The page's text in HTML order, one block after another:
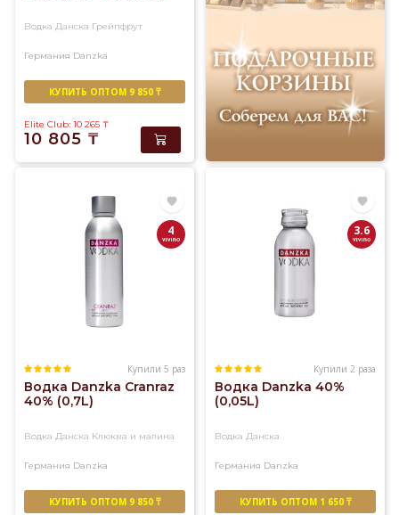
Водка Данска Грейпфрут
Германия Danzka
КУПИТЬ ОПТОМ 9 850 ₸
Elite Club: 10 265 ₸
10 805 ₸
4
Купили 5 раз
Водка Danzka Cranraz
40% (0,7L)
Водка Данска Клюква и малина
Германия Danzka
КУПИТЬ ОПТОМ 9 850 ₸
3.6
Купили 2 раза
Водка Danzka 40%
(0,05L)
Водка Данска
Германия Danzka
КУПИТЬ ОПТОМ 1 650 ₸